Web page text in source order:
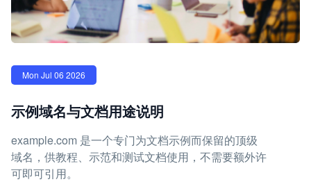
Mon Jul 06 2026
示例域名与文档用途说明
example.com 是一个专门为文档示例而保留的顶级
域名，供教程、示范和测试文档使用，不需要额外许
可即可引用。